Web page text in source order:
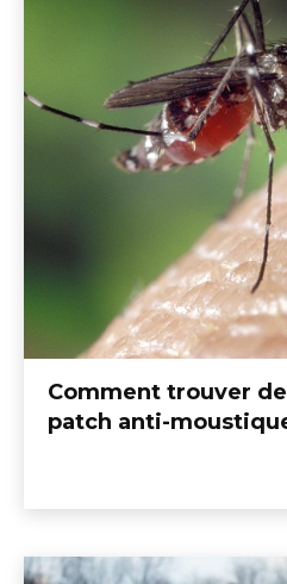
Comment trouver
patch anti-